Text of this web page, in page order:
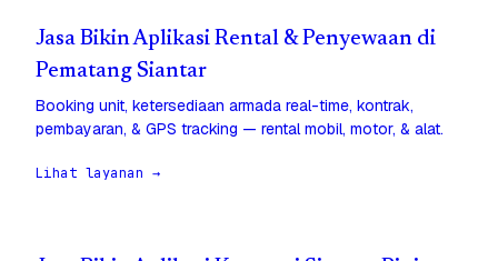
Jasa Bikin Aplikasi Rental & Penyewaan di
Pematang Siantar
Booking unit, ketersediaan armada real-time, kontrak,
pembayaran, & GPS tracking — rental mobil, motor, & alat.
Lihat layanan →